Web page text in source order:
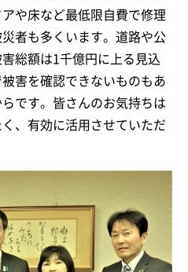
や床など最低限自費で修理
者も多くいます。道路や公
総額は1千億円に上る見込
害を確認できないものもあ
です。皆さんのお気持ちは
、有効に活用させていただ